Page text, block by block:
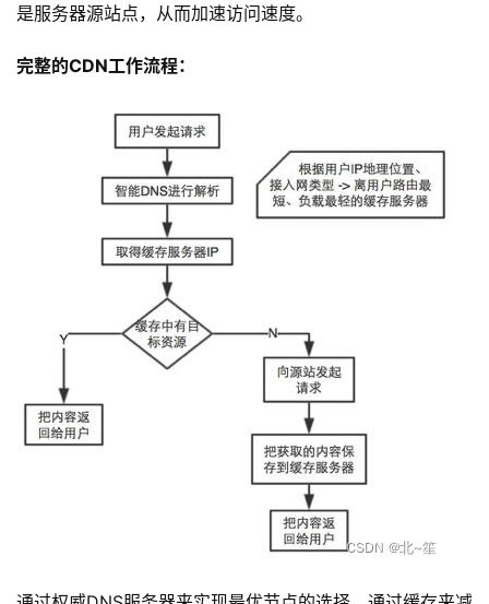
区
优
登录
是服务器源站点，从而加速访问速度。
完整的CDN工作流程：